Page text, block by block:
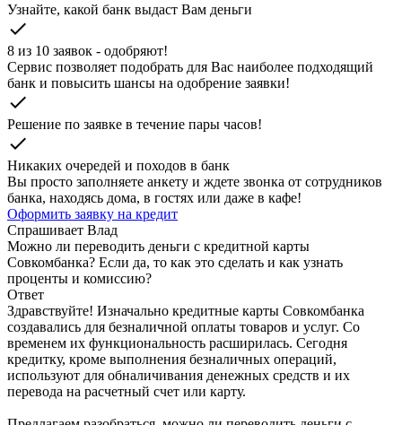
Узнайте, какой банк выдаст Вам деньги
check
8 из 10 заявок - одобряют!
Cервис позволяет подобрать для Вас наиболее подходящий
банк и повысить шансы на одобрение заявки!
check
Решение по заявке в течение пары часов!
check
Никаких очередей и походов в банк
Вы просто заполняете анкету и ждете звонка от сотрудников
банка, находясь дома, в гостях или даже в кафе!
Оформить заявку на кредит
Спрашивает Влад
Можно ли переводить деньги с кредитной карты
Совкомбанка? Если да, то как это сделать и как узнать
проценты и комиссию?
Ответ
Здравствуйте! Изначально кредитные карты Совкомбанка
создавались для безналичной оплаты товаров и услуг. Со
временем их функциональность расширилась. Сегодня
кредитку, кроме выполнения безналичных операций,
используют для обналичивания денежных средств и их
перевода на расчетный счет или карту.